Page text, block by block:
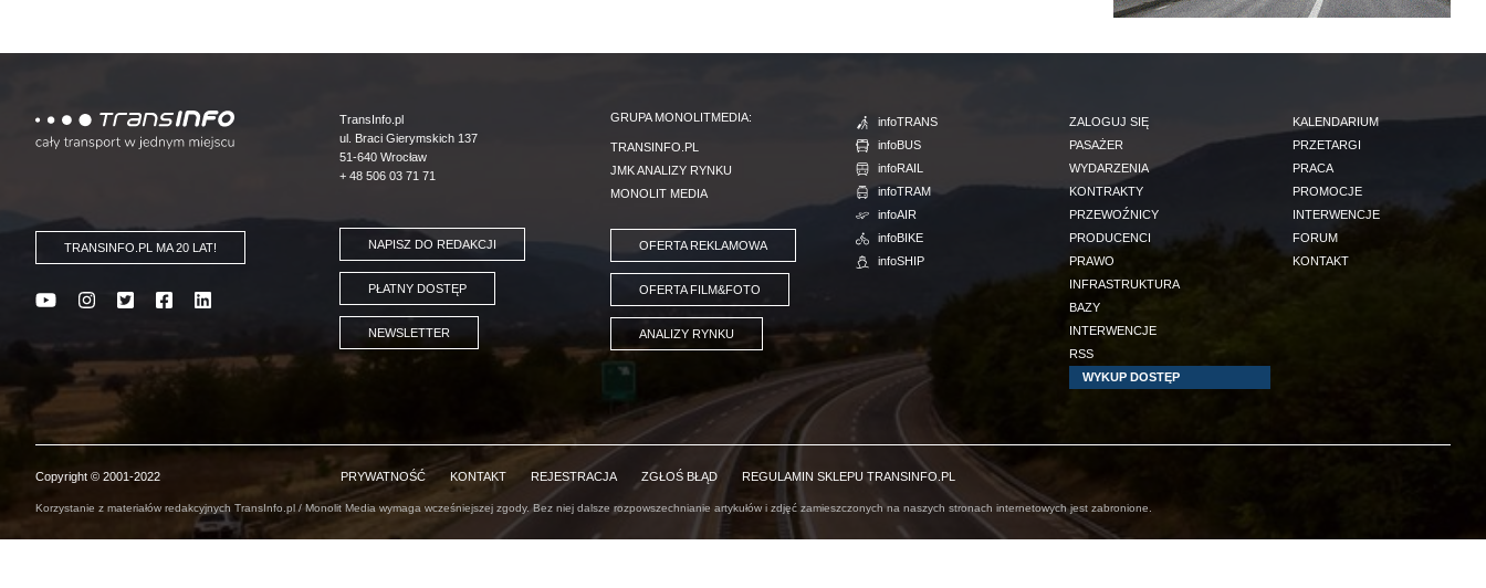
Logo
TRANSINFO.PL MA 20 LAT!
TransInfo.pl
ul. Braci Gierymskich 137
51-640 Wrocław
+ 48 506 03 71 71
NAPISZ DO REDAKCJI
PŁATNY DOSTĘP
NEWSLETTER
GRUPA MONOLITMEDIA:
TRANSINFO.PL
JMK ANALIZY RYNKU
MONOLIT MEDIA
OFERTA REKLAMOWA
OFERTA FILM&FOTO
ANALIZY RYNKU
infoTRANS
infoBUS
infoRAIL
infoTRAM
infoAIR
infoBIKE
infoSHIP
ZALOGUJ SIĘ
PASAŻER
WYDARZENIA
KONTRAKTY
PRZEWOŹNICY
PRODUCENCI
PRAWO
INFRASTRUKTURA
BAZY
INTERWENCJE
RSS
WYKUP DOSTĘP
KALENDARIUM
PRZETARGI
PRACA
PROMOCJE
INTERWENCJE
FORUM
KONTAKT
Copyright © 2001-2022 PRYWATNOŚĆ KONTAKT REJESTRACJA ZGŁOŚ BŁĄD REGULAMIN SKLEPU TRANSINFO.PL
Korzystanie z materiałów redakcyjnych TransInfo.pl / Monolit Media wymaga wcześniejszej zgody. Bez niej dalsze rozpowszechnianie artykułów i zdjęć zamieszczonych na naszych stronach internetowych jest zabronione.